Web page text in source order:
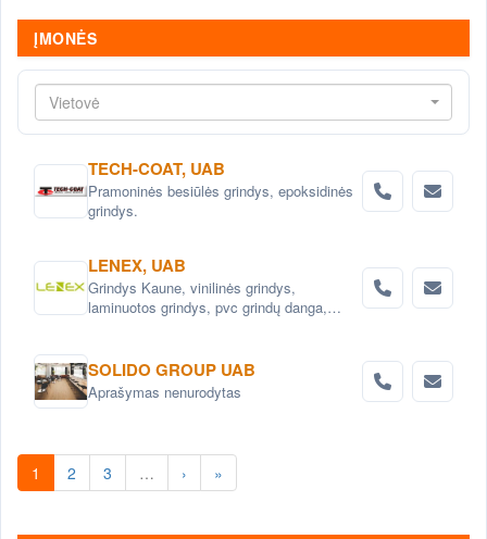
ĮMONĖS
Vietovė
TECH-COAT, UAB
Pramoninės besiūlės grindys, epoksidinės
grindys.
LENEX, UAB
Grindys Kaune, vinilinės grindys,
laminuotos grindys, pvc grindų danga,
ekofaneruotės, medinės.
SOLIDO GROUP UAB
Aprašymas nenurodytas
1 2 3 … › »